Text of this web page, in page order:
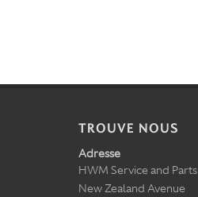
TROUVE NOUS
Adresse
HWM Service and Parts
New Zealand Avenue